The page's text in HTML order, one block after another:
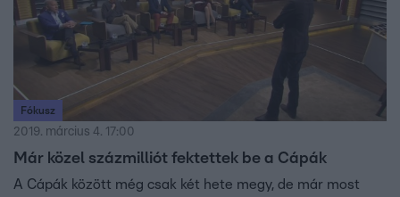
Fókusz
2019. március 4. 17:00
Már közel százmilliót fektettek be a Cápák
A Cápák között még csak két hete megy, de már most